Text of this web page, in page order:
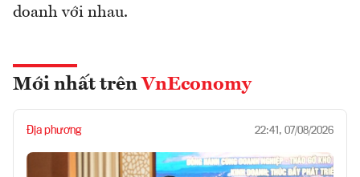
doanh với nhau.
Mới nhất trên VnEconomy
Địa phương 22:41, 07/08/2026